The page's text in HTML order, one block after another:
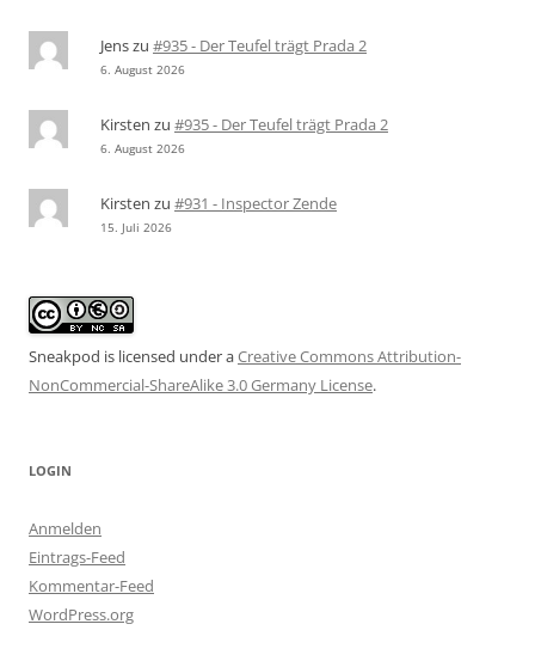
Jenszu #935 - Der Teufel trägt Prada 2
6. August 2026
Kirsten zu #935 - Der Teufel trägt Prada 2
6. August 2026
Kirsten zu #931 - Inspector Zende
15. Juli 2026
Sneakpod is licensed under aCreative Commons Attribution-
NonCommercial-ShareAlike 3.0 Germany License.
LOGIN
Anmelden
Eintrags-Feed
Kommentar-Feed
WordPress.org